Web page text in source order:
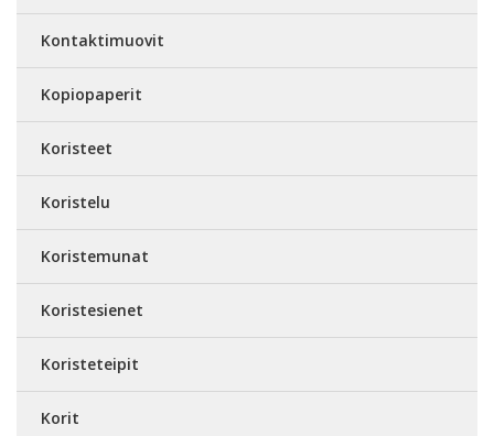
Kontaktimuovit
Kopiopaperit
Koristeet
Koristelu
Koristemunat
Koristesienet
Koristeteipit
Korit